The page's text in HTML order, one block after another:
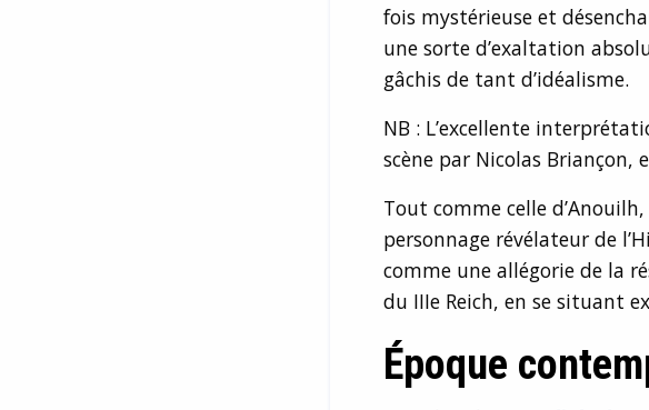
fois mystérieuse et
une sorte d’exaltation
gâchis de tant d’idéalisme.
NB : L’excellente
scène par Nicolas Briançon,
Tout comme celle d’Anouilh,
personnage révélateur de
comme une allégorie de la
du IIIe Reich, en se situant
Époque